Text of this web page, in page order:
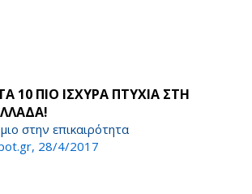
10 ΠΙΟ ΙΣΧΥΡΑ ΠΤΥΧΙΑ ΣΤΗ
στην επικαιρότητα
28/4/2017